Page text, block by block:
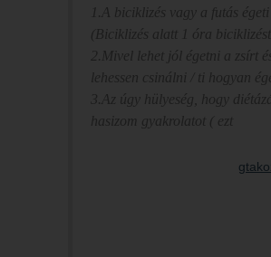
1.A biciklizés vagy a futás
(Biciklizés alatt 1 óra
2.Mivel lehet jól égetni a zsírt
lehessen csinálni / ti hogyan
3.Az úgy hülyeség, hogy
hasizom gyakrolatot ( ezt